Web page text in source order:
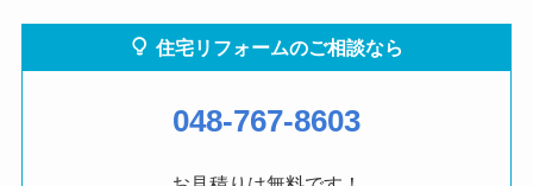
住宅リフォームのご相談なら
048-767-8603